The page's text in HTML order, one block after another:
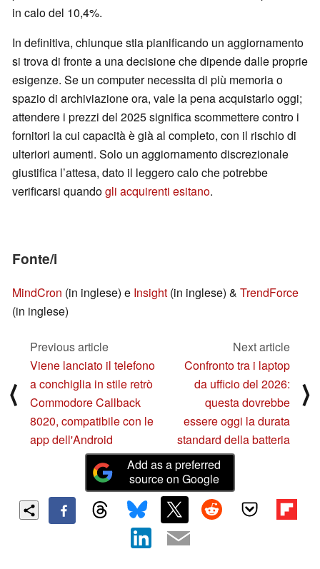
in calo del 10,4%.
In definitiva, chiunque stia pianificando un aggiornamento
si trova di fronte a una decisione che dipende dalle proprie
esigenze. Se un computer necessita di più memoria o
spazio di archiviazione ora, vale la pena acquistarlo oggi;
attendere i prezzi del 2025 significa scommettere contro i
fornitori la cui capacità è già al completo, con il rischio di
ulteriori aumenti. Solo un aggiornamento discrezionale
giustifica l’attesa, dato il leggero calo che potrebbe
verificarsi quandogli acquirenti esitano.
Fonte/i
MindCron (in inglese) e Insight (in inglese) & TrendForce
(in inglese)
⟨
Previous article
Viene lanciato il telefono
a conchiglia in stile retrò
Commodore Callback
8020, compatibile con le
app dell'Android
Next article
Confronto tra i laptop
da ufficio del 2026:
questa dovrebbe
essere oggi la durata
standard della batteria
⟩
Add as a preferred
source on Google